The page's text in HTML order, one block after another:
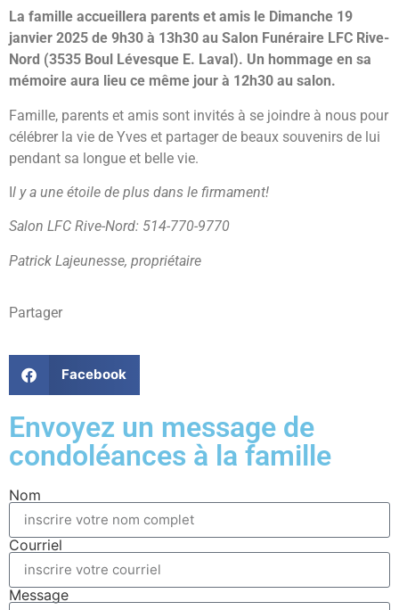
La famille accueillera parents et amis le Dimanche 19
janvier 2025 de 9h30 à 13h30 au Salon Funéraire LFC Rive-
Nord (3535 Boul Lévesque E. Laval). Un hommage en sa
mémoire aura lieu ce même jour à 12h30 au salon.
Famille, parents et amis sont invités à se joindre à nous pour
célébrer la vie de Yves et partager de beaux souvenirs de lui
pendant sa longue et belle vie.
Il y a une étoile de plus dans le firmament!
Salon LFC Rive-Nord: 514-770-9770
Patrick Lajeunesse, propriétaire
Partager
Facebook
Envoyez un message de
condoléances à la famille
Nom
Courriel
Message